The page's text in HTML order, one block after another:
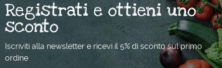
Registrati e ottieni uno
sconto
Iscriviti alla newsletter e ricevi il 5% di sconto sul primo
ordine